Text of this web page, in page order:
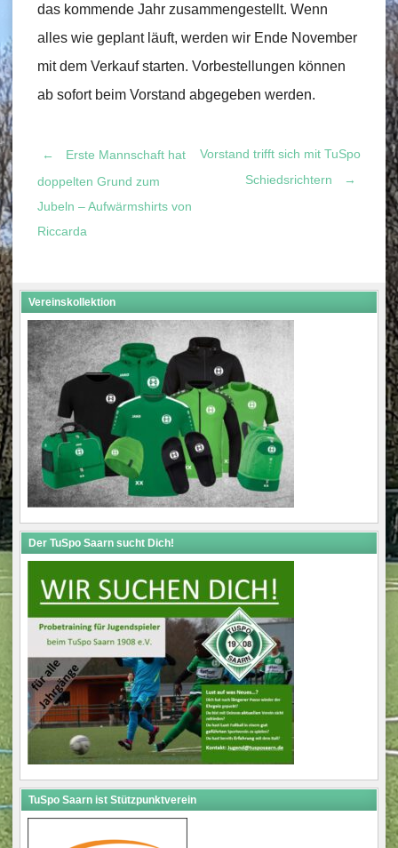
das kommende Jahr zusammengestellt. Wenn
alles wie geplant läuft, werden wir Ende November
mit dem Verkauf starten. Vorbestellungen können
ab sofort beim Vorstand abgegeben werden.
Post
navigation
←
Erste Mannschaft hat
doppelten Grund zum
Jubeln – Aufwärmshirts von
Riccarda
Vorstand trifft sich mit TuSpo
Schiedsrichtern
→
Vereinskollektion
Der TuSpo Saarn sucht Dich!
TuSpo Saarn ist Stützpunktverein